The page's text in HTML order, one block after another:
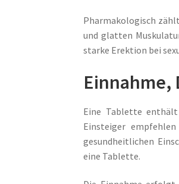
Pharmakologisch
und glatten
starke Erektion bei
Einnahme,
Eine Tablette
Einsteiger
gesundheitlichen
eine Tablette.